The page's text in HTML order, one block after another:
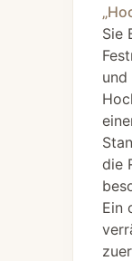
Sie
und
die
Ein